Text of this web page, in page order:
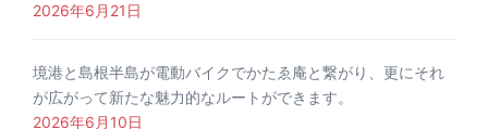
2026年6月21日
境港と島根半島が電動バイクでかたゑ庵と繋がり、更にそれ
が広がって新たな魅力的なルートができます。
2026年6月10日